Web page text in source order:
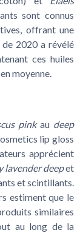
sont connus
offrant une
2020 a révélé
ces huiles
moyenne.
pinkau deep
lip gloss
apprécient
lavender deepet
et scintillants.
estiment que le
similaires
au long de la